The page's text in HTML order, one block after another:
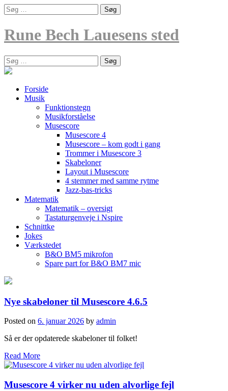
Skip
to
Søg
efter:
Rune Bech Lauesens sted
Søg
efter:
Forside
Musik
Funktionstegn
Musikforståelse
Musescore
Musescore 4
Musescore – kom godt i gang
Trommer i Musescore 3
Skabeloner
Layout i Musescore
4 stemmer med samme rytme
Jazz-bas-tricks
Matematik
Matematik – oversigt
Tastaturgenveje i Nspire
Schnittke
Jokes
Værkstedet
B&O BM5 mikrofon
Spare part for B&O BM7 mic
Nye skabeloner til Musescore 4.6.5
Posted on 6. januar 2026 by admin
Så er der opdaterede skabeloner til folket!
Read More
Musescore 4 virker nu uden alvorlige fejl